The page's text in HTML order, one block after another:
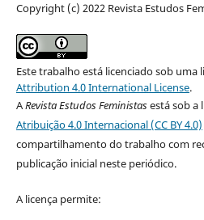
Copyright (c) 2022 Revista Estudos
Este trabalho está licenciado sob uma
Attribution 4.0 International License.
ARevista Estudos Feministasestá sob a
Atribuição 4.0 Internacional (CC BY 4.0)
compartilhamento do trabalho com
publicação inicial neste periódico.
A licença permite: